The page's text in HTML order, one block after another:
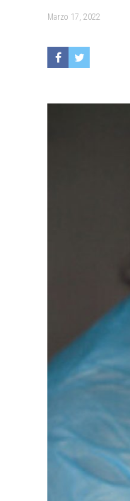
Marzo 17, 2022